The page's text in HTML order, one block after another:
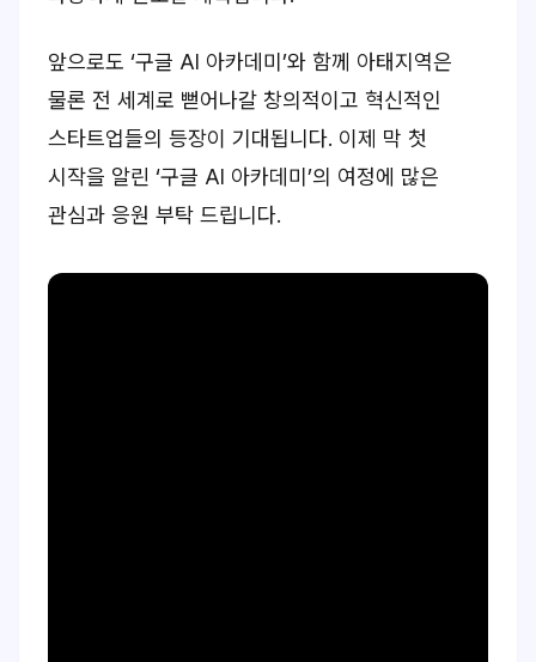
앞으로도 ‘구글 AI 아카데미’와 함께 아태지역은
물론 전 세계로 뻗어나갈 창의적이고 혁신적인
스타트업들의 등장이 기대됩니다. 이제 막 첫
시작을 알린 ‘구글 AI 아카데미’의 여정에 많은
관심과 응원 부탁 드립니다.